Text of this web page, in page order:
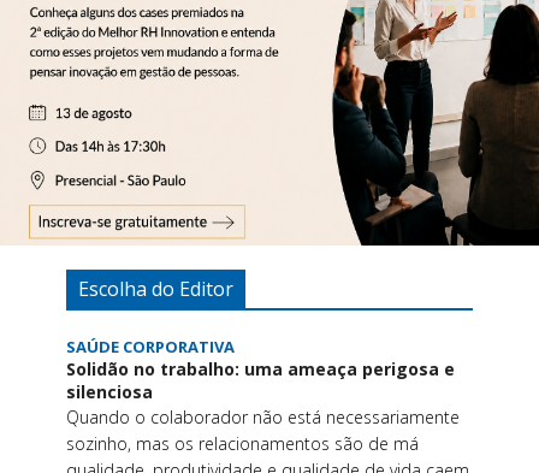
Escolha do Editor
SAÚDE CORPORATIVA
Solidão no trabalho: uma ameaça perigosa e
silenciosa
Quando o colaborador não está necessariamente
sozinho, mas os relacionamentos são de má